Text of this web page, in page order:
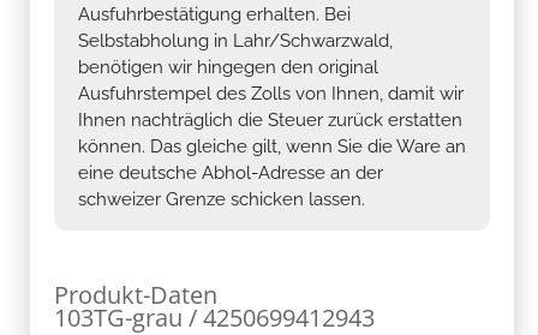
Ausfuhrbestätigung erhalten. Bei
Selbstabholung in Lahr/Schwarzwald,
benötigen wir hingegen den original
Ausfuhrstempel des Zolls von Ihnen, damit wir
Ihnen nachträglich die Steuer zurück erstatten
können. Das gleiche gilt, wenn Sie die Ware an
eine deutsche Abhol-Adresse an der
schweizer Grenze schicken lassen.
Produkt-Daten
103TG-grau / 4250699412943